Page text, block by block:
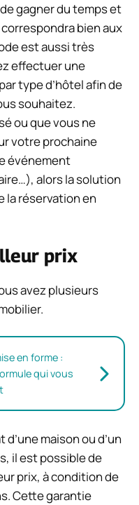
gagner du temps et
bien aux
est aussi très
effectuer une
type d’hôtel afin de
souhaitez.
ou que vous ne
votre prochaine
événement
alors la solution
la réservation en
prix
avez plusieurs
en forme :
qui vous
maison ou d’un
il est possible de
prix, à condition de
Cette garantie